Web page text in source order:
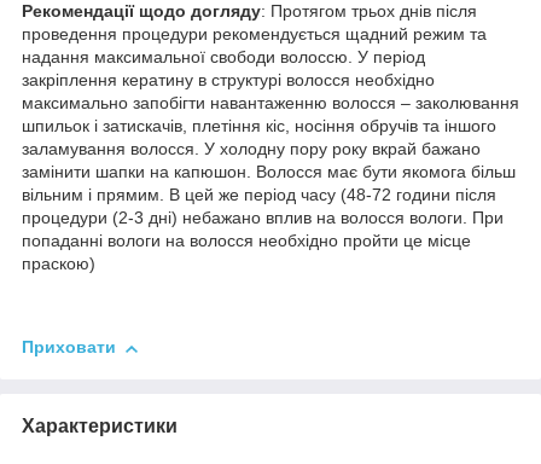
Рекомендації щодо догляду: Протягом трьох днів після
проведення процедури рекомендується щадний режим та
надання максимальної свободи волоссю. У період
закріплення кератину в структурі волосся необхідно
максимально запобігти навантаженню волосся – заколювання
шпильок і затискачів, плетіння кіс, носіння обручів та іншого
заламування волосся. У холодну пору року вкрай бажано
замінити шапки на капюшон. Волосся має бути якомога більш
вільним і прямим. В цей же період часу (48-72 години після
процедури (2-3 дні) небажано вплив на волосся вологи. При
попаданні вологи на волосся необхідно пройти це місце
праскою)
Приховати
Характеристики